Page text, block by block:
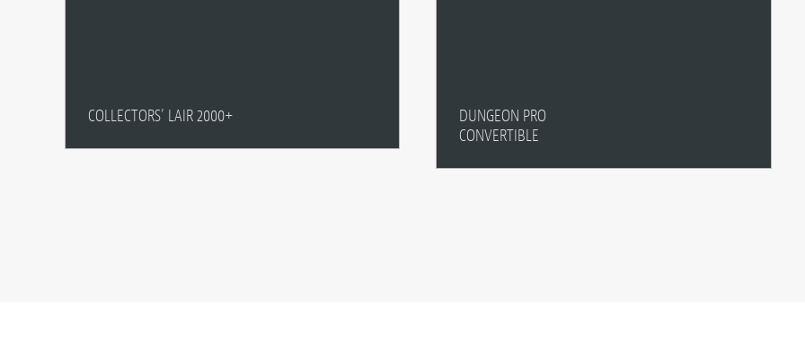
COLLECTORS’ LAIR 2000+
DUNGEON PRO
CONVERTIBLE